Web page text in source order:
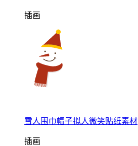
插画
雪人围巾帽子拟人微笑贴纸素材
插画